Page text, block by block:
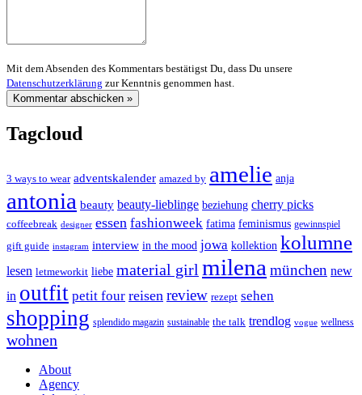
Mit dem Absenden des Kommentars bestätigst Du, dass Du unsere
Datenschutzerklärung zur Kenntnis genommen hast.
Tagcloud
3 ways to wear adventskalender amazed by amelie anja
antonia beauty beauty-lieblinge beziehung cherry picks
coffeebreak designer essen fashionweek fatima feminismus gewinnspiel
gift guide instagram interview in the mood jowa kollektion kolumne
lesen letmeworkit liebe material girl milena münchen new
in outfit petit four reisen review rezept sehen
shopping splendido magazin sustainable the talk trendlog vogue wellness
wohnen
About
Agency